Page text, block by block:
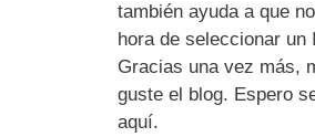
también ayuda a que
hora de seleccionar un
Gracias una vez más,
guste el blog. Espero
aquí.